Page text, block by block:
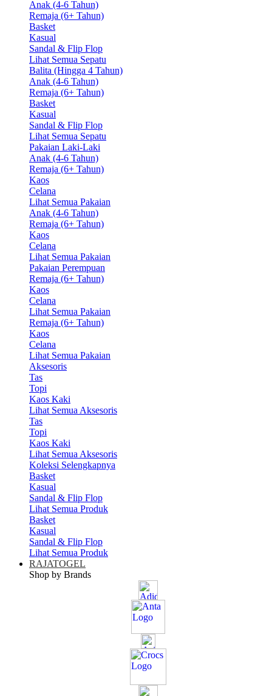
Anak (4-6 Tahun)
Remaja (6+ Tahun)
Basket
Kasual
Sandal & Flip Flop
Lihat Semua Sepatu
Balita (Hingga 4 Tahun)
Anak (4-6 Tahun)
Remaja (6+ Tahun)
Basket
Kasual
Sandal & Flip Flop
Lihat Semua Sepatu
Pakaian Laki-Laki
Anak (4-6 Tahun)
Remaja (6+ Tahun)
Kaos
Celana
Lihat Semua Pakaian
Anak (4-6 Tahun)
Remaja (6+ Tahun)
Kaos
Celana
Lihat Semua Pakaian
Pakaian Perempuan
Remaja (6+ Tahun)
Kaos
Celana
Lihat Semua Pakaian
Remaja (6+ Tahun)
Kaos
Celana
Lihat Semua Pakaian
Aksesoris
Tas
Topi
Kaos Kaki
Lihat Semua Aksesoris
Tas
Topi
Kaos Kaki
Lihat Semua Aksesoris
Koleksi Selengkapnya
Basket
Kasual
Sandal & Flip Flop
Lihat Semua Produk
Basket
Kasual
Sandal & Flip Flop
Lihat Semua Produk
RAJATOGEL
Shop by Brands